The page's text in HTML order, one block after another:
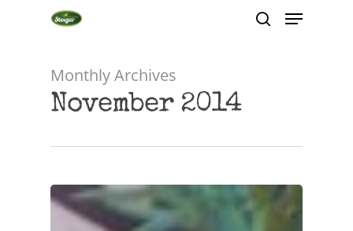
Hit enter to search or ESC to close
Monthly Archives
November 2014